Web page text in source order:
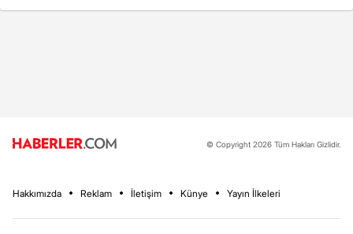
© Copyright 2026 Tüm Hakları Gizlidir.
Hakkımızda Reklam İletişim Künye Yayın İlkeleri